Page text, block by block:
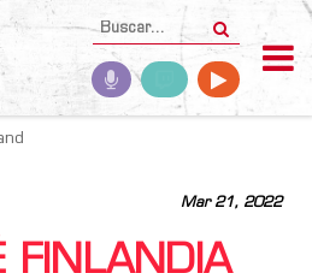
Mar 21, 2022
FINLANDIA